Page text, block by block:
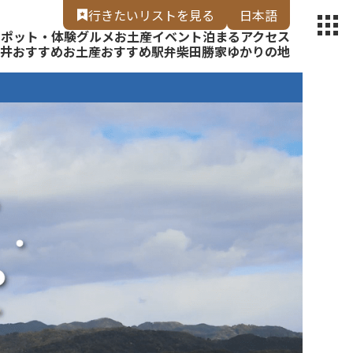
福いろ】
行きたいリストを見る
日本語
English
ット・体験グルメお土産イベント泊まるアクセス
おすすめお土産おすすめ駅弁柴田勝家ゆかりの地